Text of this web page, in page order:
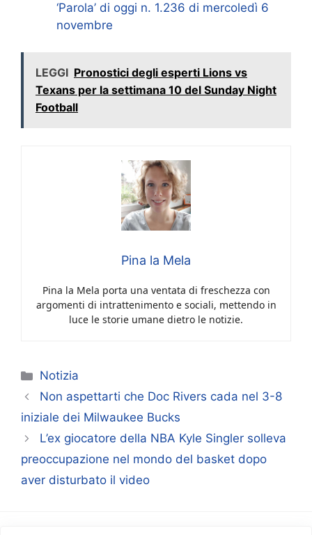
‘Parola’ di oggi n. 1.236 di mercoledì 6
novembre
LEGGI Pronostici degli esperti Lions vs
Texans per la settimana 10 del Sunday Night
Football
Pina la Mela
Pina la Mela porta una ventata di freschezza con
argomenti di intrattenimento e sociali, mettendo in
luce le storie umane dietro le notizie.
Categorie
Notizia
Non aspettarti che Doc Rivers cada nel 3-8
iniziale dei Milwaukee Bucks
L’ex giocatore della NBA Kyle Singler solleva
preoccupazione nel mondo del basket dopo
aver disturbato il video